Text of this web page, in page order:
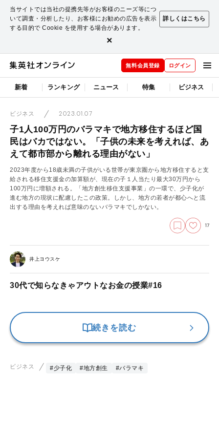
当サイトでは当社の提携先等がお客様のニーズ等につ
いて調査・分析したり、お客様にお勧めの広告を表示
する目的で Cookie を使用する場合があります。
詳しくはこちら
×
無料会員登録 ログイン
新着 ランキング ニュース 特集 ビジネス
ビジネス 2023.01.07
子1人100万円のバラマキで地方移住するほど国
民はバカではない。「子供の未来を考えれば、あ
えて都市部から離れる理由がない」
2023年度から18歳未満の子供がいる世帯が東京圏から地方移住すると支
給される移住支援金の加算額が、現在の子１人当たり最大30万円から
100万円に増額される。「地方創生移住支援事業」の一環で、少子化が
進む地方の現状に配慮したこの政策。しかし、地方の若者が都心へと流
出する理由を考えれば意味のないバラマキでしかない。
17
井上ヨウスケ
30代で知らなきゃアウトなお金の授業#16
続きを読む
ビジネス #少子化 #地方創生 #バラマキ